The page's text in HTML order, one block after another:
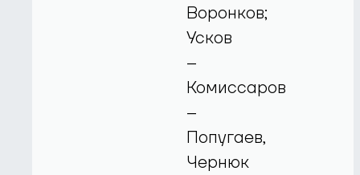
Воронков;
Усков
–
Комиссаров
–
Попугаев,
Чернюк